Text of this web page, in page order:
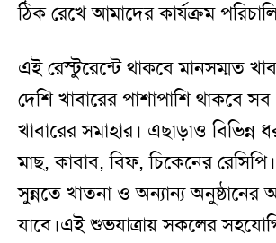
ঠিক রেখে আমাদের কার্যক্রম
এই রেস্টুরেন্টে থাকবে মানসম্মত
দেশি খাবারের পাশাপাশি থাকবে
খাবারের সমাহার। এছাড়াও বিভিন্ন
মাছ, কাবাব, বিফ, চিকেনের
সুন্নতে খাতনা ও অন্যান্য
যাবে।এই শুভযাত্রায় সকলের